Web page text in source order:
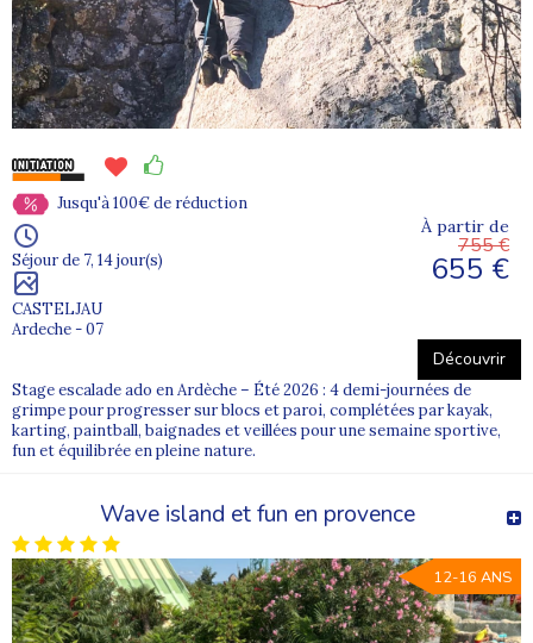
Jusqu'à 100€ de réduction
Séjour de 7, 14 jour(s)
CASTELJAU
Ardeche - 07
À partir de
755 €
655 €
Découvrir
Stage escalade ado en Ardèche – Été 2026 : 4 demi-journées de
grimpe pour progresser sur blocs et paroi, complétées par kayak,
karting, paintball, baignades et veillées pour une semaine sportive,
fun et équilibrée en pleine nature.
Wave island et fun en provence
12-16 ANS